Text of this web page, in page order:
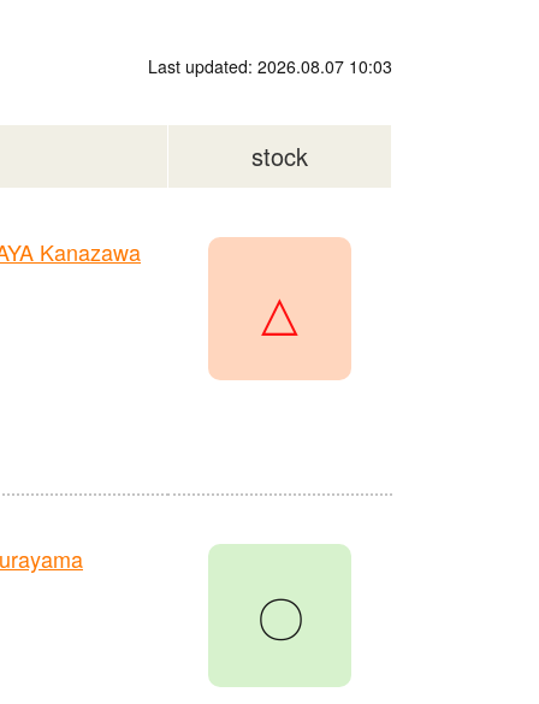
Last updated: 2026.08.07 10:03
stock
Kanazawa
△
〇